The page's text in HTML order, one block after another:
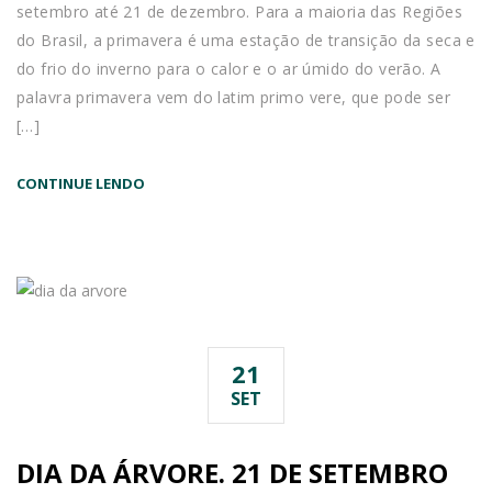
setembro até 21 de dezembro. Para a maioria das Regiões
do Brasil, a primavera é uma estação de transição da seca e
do frio do inverno para o calor e o ar úmido do verão. A
palavra primavera vem do latim primo vere, que pode ser
[…]
CONTINUE LENDO
21
SET
DIA DA ÁRVORE. 21 DE SETEMBRO